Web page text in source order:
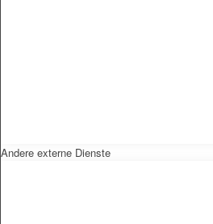
Andere externe Dienste